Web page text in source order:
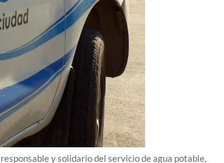
y solidario del servicio de agua potable,